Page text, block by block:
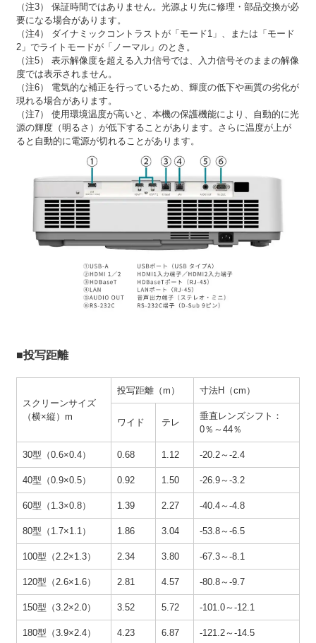
（注3） 保証時間ではありません。光源より先に修理・部品交換が必
要になる場合があります。
（注4） ダイナミックコントラストが「モード1」、または「モード
2」でライトモードが「ノーマル」のとき。
（注5） 表示解像度を超える入力信号では、入力信号そのままの解像
度では表示されません。
（注6） 電気的な補正を行っているため、輝度の低下や画質の劣化が
現れる場合があります。
（注7） 使用環境温度が高いと、本機の保護機能により、自動的に光
源の輝度（明るさ）が低下することがあります。さらに温度が上が
ると自動的に電源が切れることがあります。
■投写距離
スクリーンサイズ
（横×縦）m
投写距離（m） 寸法H（cm）
ワイド テレ
垂直レンズシフト：
0％～44％
30型（0.6×0.4） 0.68 1.12 -20.2～-2.4
40型（0.9×0.5） 0.92 1.50 -26.9～-3.2
60型（1.3×0.8） 1.39 2.27 -40.4～-4.8
80型（1.7×1.1） 1.86 3.04 -53.8～-6.5
100型（2.2×1.3） 2.34 3.80 -67.3～-8.1
120型（2.6×1.6） 2.81 4.57 -80.8～-9.7
150型（3.2×2.0） 3.52 5.72 -101.0～-12.1
180型（3.9×2.4） 4.23 6.87 -121.2～-14.5